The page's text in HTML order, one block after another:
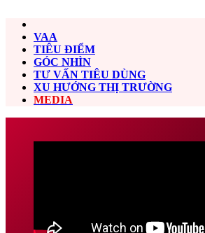
VAA
TIÊU ĐIỂM
GÓC NHÌN
TƯ VẤN TIÊU DÙNG
XU HƯỚNG THỊ TRƯỜNG
MEDIA